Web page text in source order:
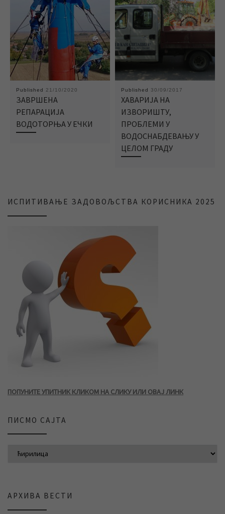
Published 21/10/2020
ЗАВРШЕНА
РЕПАРАЦИЈА
ВОДОТОРЊА У ЕЧКИ
Published 30/09/2017
ХАВАРИЈА НА
ИЗВОРИШТУ,
ПРОБЛЕМИ У
ВОДОСНАБДЕВАЊУ У
ЦЕЛОМ ГРАДУ
ИСПИТИВАЊЕ ЗАДОВОЉСТВА КОРИСНИКА 2025
ПОПУНИТЕ УПИТНИК КЛИКОМ НА СЛИКУ ИЛИ ОВАЈ ЛИНК
ПИСМО САЈТА
АРХИВА ВЕСТИ